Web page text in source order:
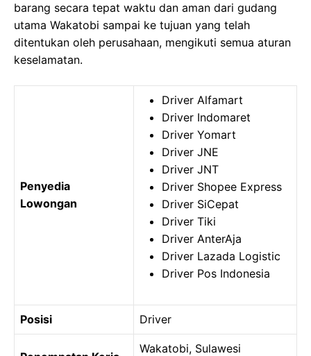
barang secara tepat waktu dan aman dari gudang
utama Wakatobi sampai ke tujuan yang telah
ditentukan oleh perusahaan, mengikuti semua aturan
keselamatan.
Penyedia
Lowongan
Driver Alfamart
Driver Indomaret
Driver Yomart
Driver JNE
Driver JNT
Driver Shopee Express
Driver SiCepat
Driver Tiki
Driver AnterAja
Driver Lazada Logistic
Driver Pos Indonesia
Posisi Driver
Wakatobi, Sulawesi